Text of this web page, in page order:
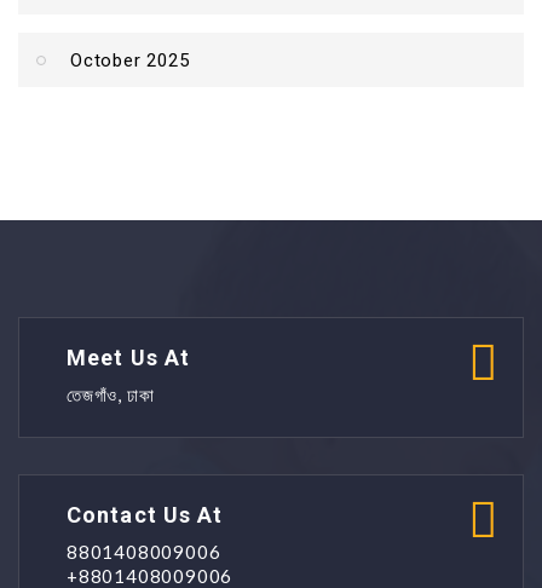
October 2025
Meet Us At
তেজগাঁও, ঢাকা
Contact Us At
8801408009006
+8801408009006